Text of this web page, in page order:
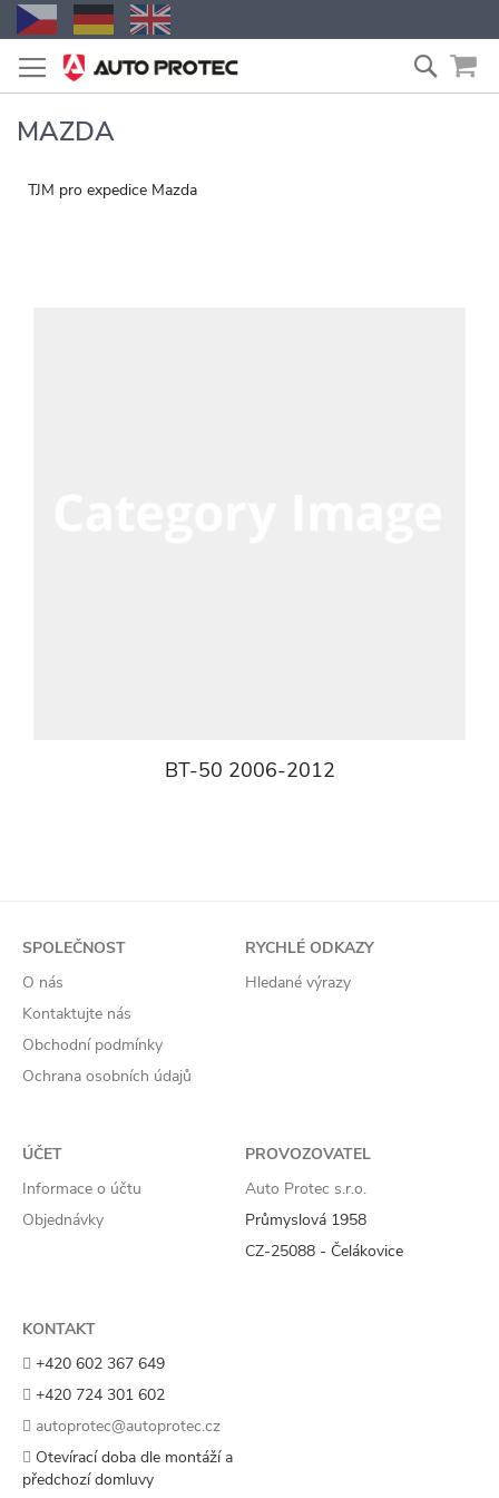
Přejít
na
obsah
MAZDA
TJM pro expedice Mazda
BT-50 2006-2012
SPOLEČNOST
O nás
Kontaktujte nás
Obchodní podmínky
Ochrana osobních údajů
RYCHLÉ ODKAZY
Hledané výrazy
ÚČET
Informace o účtu
Objednávky
PROVOZOVATEL
Auto Protec s.r.o.
Průmyslová 1958
CZ-25088 - Čelákovice
KONTAKT
+420 602 367 649
+420 724 301 602
autoprotec@autoprotec.cz
Otevírací doba dle montáží a
předchozí domluvy